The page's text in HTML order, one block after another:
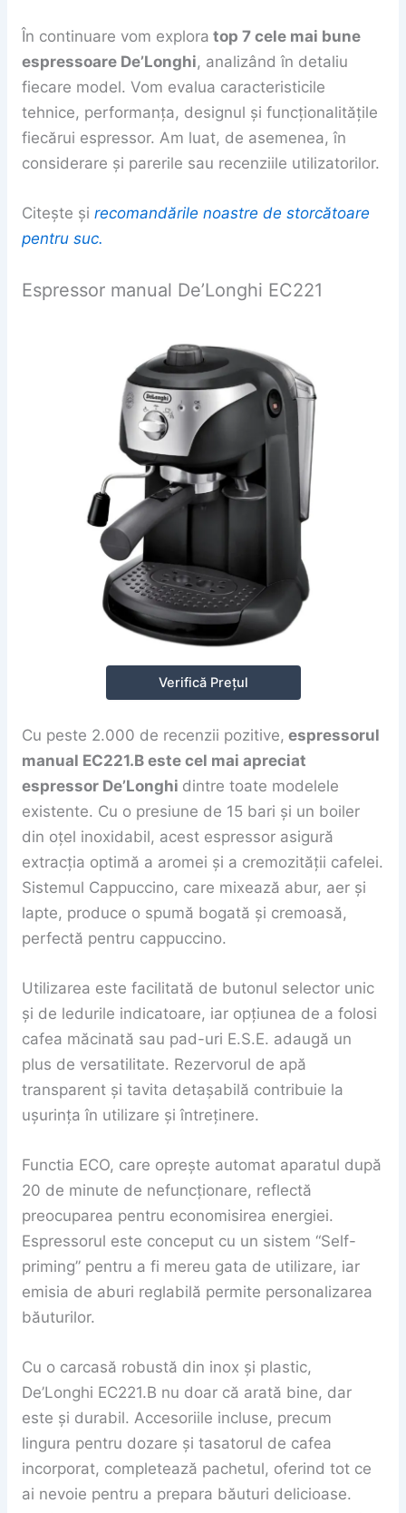
În continuare vom explora top 7 cele mai bune
espressoare De’Longhi, analizând în detaliu
fiecare model. Vom evalua caracteristicile
tehnice, performanța, designul și funcționalitățile
fiecărui espressor. Am luat, de asemenea, în
considerare și parerile sau recenziile utilizatorilor.
Citește și recomandările noastre de storcătoare
pentru suc.
Espressor manual De’Longhi EC221
Verifică Prețul
Cu peste 2.000 de recenzii pozitive, espressorul
manual EC221.B este cel mai apreciat
espressor De’Longhi dintre toate modelele
existente. Cu o presiune de 15 bari și un boiler
din oțel inoxidabil, acest espressor asigură
extracția optimă a aromei și a cremozității cafelei.
Sistemul Cappuccino, care mixează abur, aer și
lapte, produce o spumă bogată și cremoasă,
perfectă pentru cappuccino.
Utilizarea este facilitată de butonul selector unic
și de ledurile indicatoare, iar opțiunea de a folosi
cafea măcinată sau pad-uri E.S.E. adaugă un
plus de versatilitate. Rezervorul de apă
transparent și tavita detașabilă contribuie la
ușurința în utilizare și întreținere.
Functia ECO, care oprește automat aparatul după
20 de minute de nefuncționare, reflectă
preocuparea pentru economisirea energiei.
Espressorul este conceput cu un sistem “Self-
priming” pentru a fi mereu gata de utilizare, iar
emisia de aburi reglabilă permite personalizarea
băuturilor.
Cu o carcasă robustă din inox și plastic,
De’Longhi EC221.B nu doar că arată bine, dar
este și durabil. Accesoriile incluse, precum
lingura pentru dozare și tasatorul de cafea
incorporat, completează pachetul, oferind tot ce
ai nevoie pentru a prepara băuturi delicioase.